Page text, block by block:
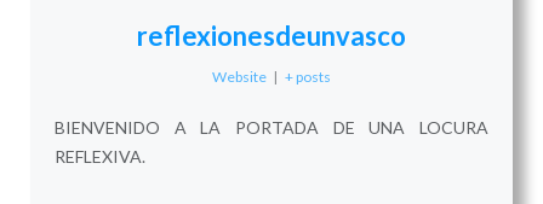
reflexionesdeunvasco
Website | + posts
BIENVENIDO A LA PORTADA DE UNA LOCURA
REFLEXIVA.